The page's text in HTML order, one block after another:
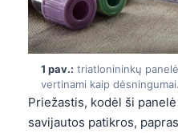
1 pav.: triatlonininkų
vertinami kaip dėsningumai.
Priežastis, kodėl ši
savijautos patikros,